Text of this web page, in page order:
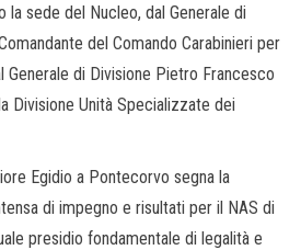
sede del Nucleo, dal Generale di
del Comando Carabinieri per
Generale di Divisione Pietro Francesco
Divisione Unità Specializzate dei
Egidio a Pontecorvo segna la
di impegno e risultati per il NAS di
presidio fondamentale di legalità e